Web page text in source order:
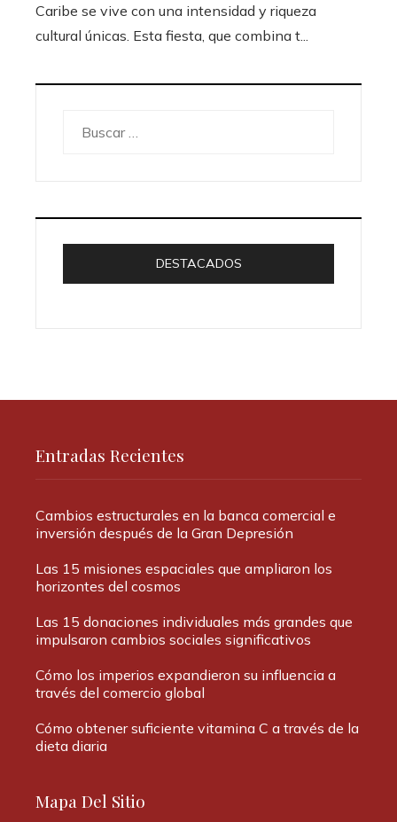
Caribe se vive con una intensidad y riqueza
cultural únicas. Esta fiesta, que combina t...
DESTACADOS
Entradas Recientes
Cambios estructurales en la banca comercial e
inversión después de la Gran Depresión
Las 15 misiones espaciales que ampliaron los
horizontes del cosmos
Las 15 donaciones individuales más grandes que
impulsaron cambios sociales significativos
Cómo los imperios expandieron su influencia a
través del comercio global
Cómo obtener suficiente vitamina C a través de la
dieta diaria
Mapa Del Sitio